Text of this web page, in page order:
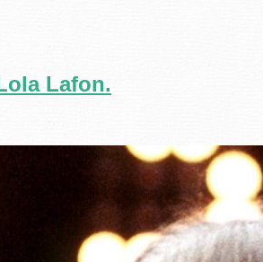
Lafon.